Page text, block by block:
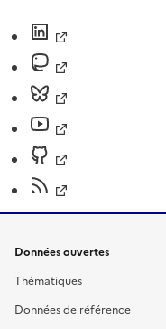
Données ouvertes
Thématiques
Données de référence